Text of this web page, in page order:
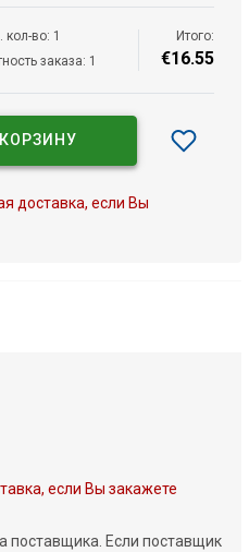
кол-во: 1
заказа: 1
Итого:
€16.55
доставка, если Вы
если Вы закажете
поставщика. Если поставщик